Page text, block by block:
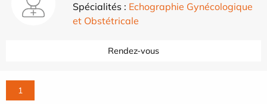
Spécialités : Echographie Gynécologique
et Obstétricale
Rendez-vous
1